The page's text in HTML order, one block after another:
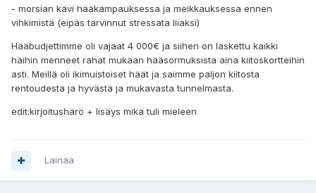
- morsian kävi hääkampauksessa ja meikkauksessa ennen
vihkimistä (eipäs tarvinnut stressata liiaksi)
Hääbudjettimme oli vajaat 4 000€ ja siihen on laskettu kaikki
häihin menneet rahat mukaan hääsormuksista aina kiitoskortteihin
asti. Meillä oli ikimuistoiset häät ja saimme paljon kiitosta
rentoudesta ja hyvästä ja mukavasta tunnelmasta.
edit:kirjoitushärö + lisäys mikä tuli mieleen
Lainaa